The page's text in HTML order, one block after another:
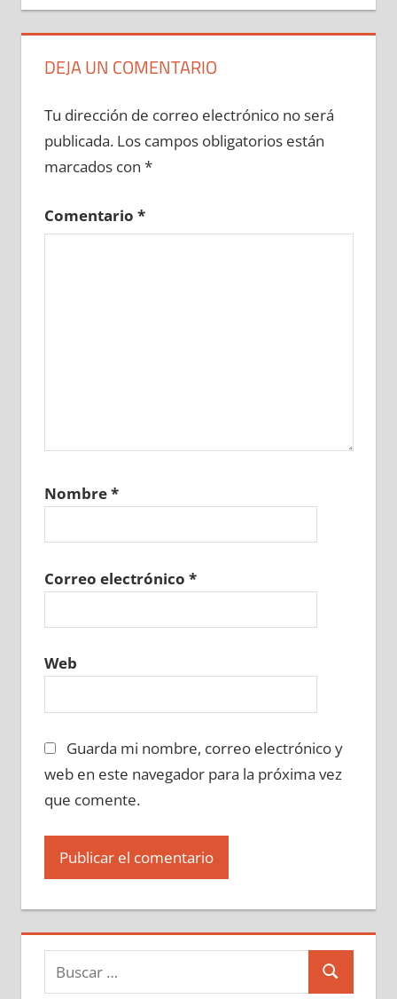
DEJA UN COMENTARIO
Tu dirección de correo electrónico no será
publicada. Los campos obligatorios están
marcados con *
Comentario *
Nombre*
Correo electrónico *
Web
Guarda mi nombre, correo electrónico y
web en este navegador para la próxima vez
que comente.
Buscar